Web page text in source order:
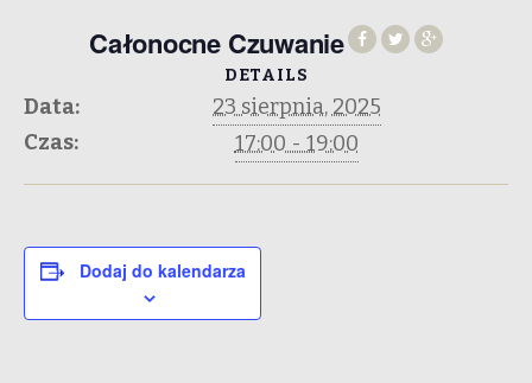
Całonocne Czuwanie
DETAILS
Data:
23 sierpnia, 2025
Czas:
17:00 - 19:00
Dodaj do kalendarza